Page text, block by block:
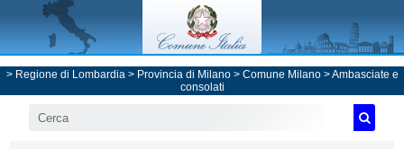
> Regione di Lombardia> Provincia di Milano> Comune Milano>Ambasciate e
consolati